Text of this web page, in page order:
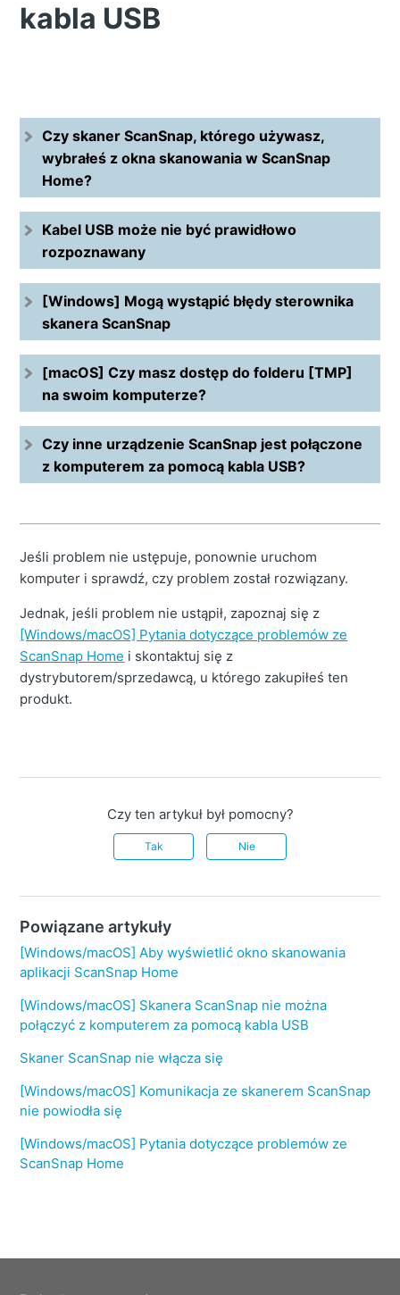
kabla USB
Czy skaner ScanSnap, którego używasz,
wybrałeś z okna skanowania w ScanSnap
Home?
Kabel USB może nie być prawidłowo
rozpoznawany
[Windows] Mogą wystąpić błędy sterownika
skanera ScanSnap
[macOS] Czy masz dostęp do folderu [TMP]
na swoim komputerze?
Czy inne urządzenie ScanSnap jest połączone
z komputerem za pomocą kabla USB?
Jeśli problem nie ustępuje, ponownie uruchom
komputer i sprawdź, czy problem został rozwiązany.
Jednak, jeśli problem nie ustąpił, zapoznaj się z
[Windows/macOS] Pytania dotyczące problemów ze
ScanSnap Home i skontaktuj się z
dystrybutorem/sprzedawcą, u którego zakupiłeś ten
produkt.
Czy ten artykuł był pomocny?
Tak Nie
Powiązane artykuły
[Windows/macOS] Aby wyświetlić okno skanowania
aplikacji ScanSnap Home
[Windows/macOS] Skanera ScanSnap nie można
połączyć z komputerem za pomocą kabla USB
Skaner ScanSnap nie włącza się
[Windows/macOS] Komunikacja ze skanerem ScanSnap
nie powiodła się
[Windows/macOS] Pytania dotyczące problemów ze
ScanSnap Home